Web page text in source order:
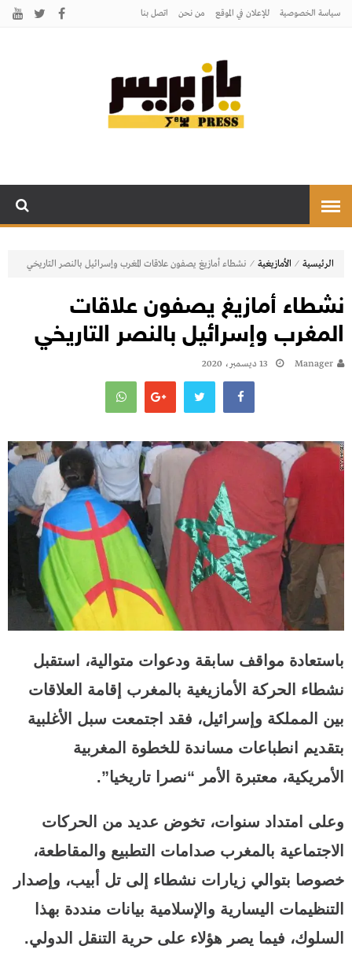
سياسة الخصوصية للإعلان في الموقع من نحن اتصل بنـا
الرئيسية ⁄ الأمازيغية ⁄ نشطاء أمازيغ يصفون علاقات المغرب وإسرائيل بالنصر التاريخي
نشطاء أمازيغ يصفون علاقات
المغرب وإسرائيل بالنصر التاريخي
Manager 13 ديسمبر، 2020
باستعادة مواقف سابقة ودعوات متوالية، استقبل
نشطاء الحركة الأمازيغية بالمغرب إقامة العلاقات
بين المملكة وإسرائيل، فقد اجتمعت سبل الأغلبية
بتقديم انطباعات مساندة للخطوة المغربية
الأمريكية، معتبرة الأمر “نصرا تاريخيا”.
وعلى امتداد سنوات، تخوض عديد من الحركات
الاجتماعية بالمغرب صدامات التطبيع والمقاطعة،
خصوصا بتوالي زيارات نشطاء إلى تل أبيب، وإصدار
التنظيمات اليسارية والإسلامية بيانات منددة بهذا
السلوك، فيما يصر هؤلاء على حرية التنقل الدولي.